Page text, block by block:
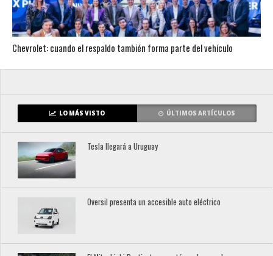
Chevrolet: cuando el respaldo también forma parte del vehículo
LO MÁS VISTO ÚLTIMOS ARTÍCULOS
Tesla llegará a Uruguay
Oversil presenta un accesible auto eléctrico